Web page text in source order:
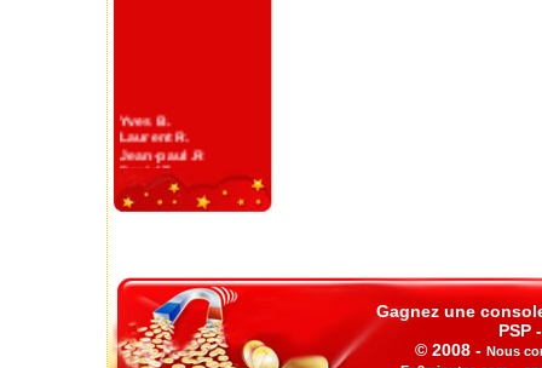
Yves B.
Laurent R.
Jean-paul .R
David T.
Sophie T.
Julie G.
Jean D.
Gilles F.
Manu R.
Jacques N.
Gagnez une
PSP
© 2008 - Nous